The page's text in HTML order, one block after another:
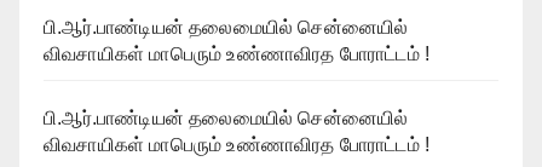
பி.ஆர்.பாண்டியன் தலைமையில் சென்னையில்
விவசாயிகள் மாபெரும் உண்ணாவிரத போராட்டம் !
பி.ஆர்.பாண்டியன் தலைமையில் சென்னையில்
விவசாயிகள் மாபெரும் உண்ணாவிரத போராட்டம் !